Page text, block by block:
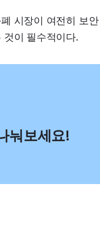
시장이 여전히 보
이 필수적이다.
눠보세요!